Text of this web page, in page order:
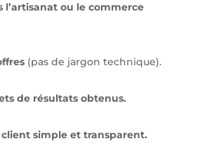
l’artisanat ou le commerce
(pas de jargon technique).
de résultats obtenus.
client simple et transparent.